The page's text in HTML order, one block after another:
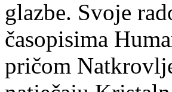
glazbe. Svoje
časopisima
pričom